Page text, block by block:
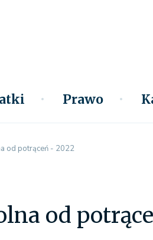
Prawo
od potrąceń - 2022
od